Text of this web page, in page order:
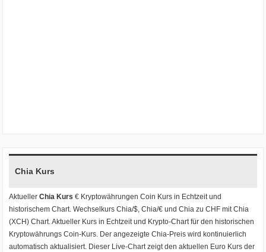
Chia Kurs
Aktueller Chia Kurs € Kryptowährungen Coin Kurs in Echtzeit und
historischem Chart. Wechselkurs Chia/$, Chia/€ und Chia zu CHF mitChia
(XCH) Chart. Aktueller Kurs in Echtzeit und Krypto-Chart für den historischen
Kryptowährungs Coin-Kurs. Der angezeigte Chia-Preis wird kontinuierlich
automatisch aktualisiert. Dieser Live-Chart zeigt den aktuellen Euro Kurs der